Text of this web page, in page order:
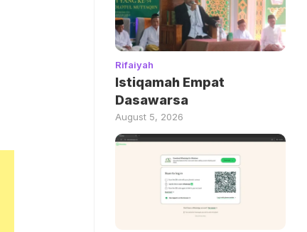
Rifaiyah
Istiqamah Empat
Dasawarsa
August 5, 2026